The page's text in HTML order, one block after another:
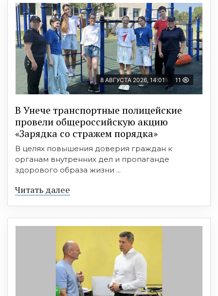
8 АВГУСТА 2026, 14:01 11
В Унече транспортные полицейские
провели общероссийскую акцию
«Зарядка со стражем порядка»
В целях повышения доверия граждан к
органам внутренних дел и пропаганде
здорового образа жизни ...
Читать далее